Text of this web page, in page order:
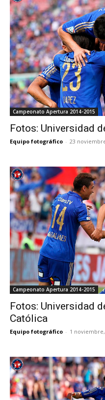
Campeonato Apertura 2014-2015
Fotos: Universidad
Equipo fotográfico - 23
Campeonato Apertura 2014-2015
Fotos: Universidad
Católica
Equipo fotográfico - 1